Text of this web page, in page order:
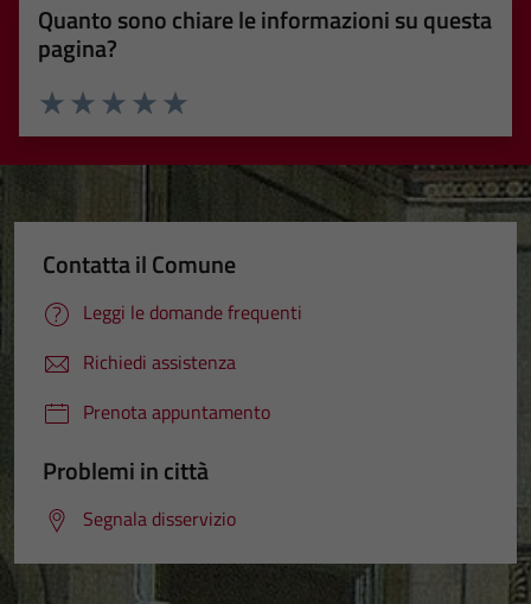
Quanto sono chiare le informazioni su questa
pagina?
Valuta 5 stelle su 5
Valuta 4 stelle su 5
Valuta 3 stelle su 5
Valuta 2 stelle su 5
Valuta 1 stelle su 5
Contatta il Comune
Leggi le domande frequenti
Richiedi assistenza
Prenota appuntamento
Problemi in città
Segnala disservizio